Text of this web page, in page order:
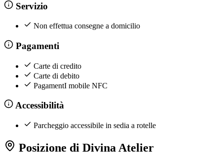
Servizio
Non effettua consegne a domicilio
Pagamenti
Carte di credito
Carte di debito
PagamentI mobile NFC
Accessibilità
Parcheggio accessibile in sedia a rotelle
Posizione di Divina Atelier